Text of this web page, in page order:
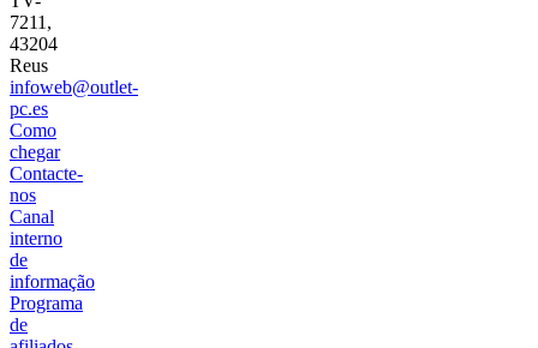
7211,
43204
Reus
infoweb@outlet-
pc.es
Como
chegar
Contacte-
nos
Canal
interno
de
informação
Programa
de